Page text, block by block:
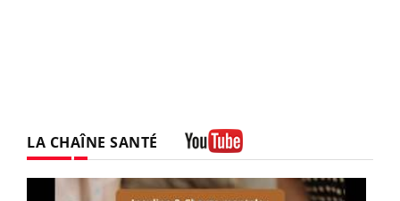
LA CHAÎNE SANTÉ